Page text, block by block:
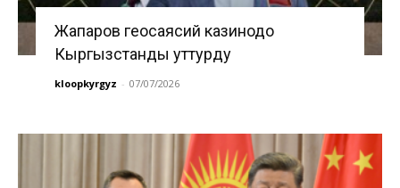
Жапаров геосаясий казинодо
Кыргызстанды уттурду
kloopkyrgyz - 07/07/2026